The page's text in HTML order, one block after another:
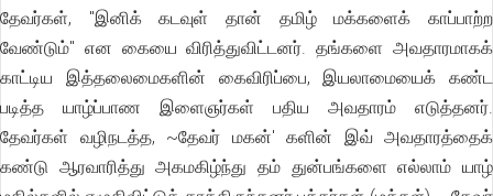
தேவர்கள், "இனிக் கடவுள் தான் தமிழ் மக்களைக் காப்பாற்ற
வேண்டும்'' என கையை விரித்துவிட்டனர். தங்களை அவதாரமாகக்
காட்டிய இத்தலைமைகளின் கைவிரிப்பை, இயலாமையைக் கண்ட
படித்த யாழ்ப்பாண இளைஞர்கள் பதிய அவதாரம் எடுத்தனர்.
தேவர்கள் வழிநடத்த, ~தேவர் மகன்' களின் இவ் அவதாரத்தைக்
கண்டு ஆரவாரித்து அகமகிழ்ந்து தம் துன்பங்களை எல்லாம் யாழ்